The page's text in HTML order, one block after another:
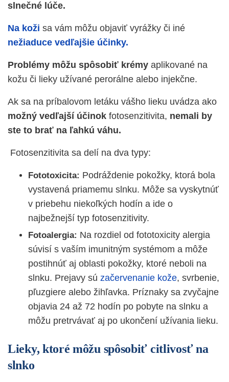
slnečné lúče.
Na koži sa vám môžu objaviť vyrážky či iné
nežiaduce vedľajšie účinky.
Problémy môžu spôsobiť krémy aplikované na
kožu či lieky užívané perorálne alebo injekčne.
Ak sa na príbalovom letáku vášho lieku uvádza ako
možný vedľajší účinok fotosenzitivita, nemali by
ste to brať na ľahkú váhu.
Fotosenzitivita sa delí na dva typy:
Fototoxicita: Podráždenie pokožky, ktorá bola
vystavená priamemu slnku. Môže sa vyskytnúť
v priebehu niekoľkých hodín a ide o
najbežnejší typ fotosenzitivity.
Fotoalergia: Na rozdiel od fototoxicity alergia
súvisí s vaším imunitným systémom a môže
postihnúť aj oblasti pokožky, ktoré neboli na
slnku. Prejavy sú začervenanie kože, svrbenie,
pľuzgiere alebo žihľavka. Príznaky sa zvyčajne
objavia 24 až 72 hodín po pobyte na slnku a
môžu pretrvávať aj po ukončení užívania lieku.
Lieky, ktoré môžu spôsobiť citlivosť na
slnko